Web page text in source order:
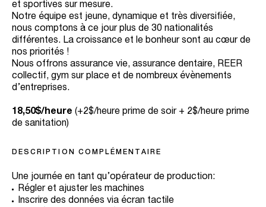
et sportives sur mesure.
Notre équipe est jeune, dynamique et très diversifiée,
nous comptons à ce jour plus de 30 nationalités
différentes. La croissance et le bonheur sont au cœur de
nos priorités !
Nous offrons assurance vie, assurance dentaire, REER
collectif, gym sur place et de nombreux évènements
d’entreprises.
18,50$/heure (+2$/heure prime de soir + 2$/heure prime
de sanitation)
DESCRIPTION COMPLÉMENTAIRE
Une journée en tant qu’opérateur de production:
Régler et ajuster les machines
Inscrire des données via écran tactile